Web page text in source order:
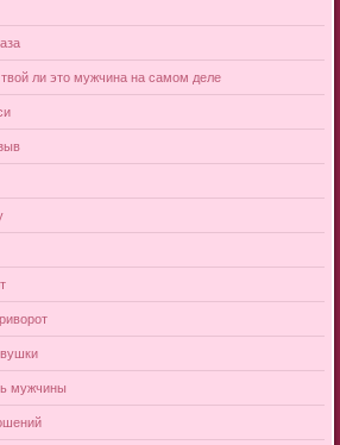
ли это мужчина на самом деле
мужчины